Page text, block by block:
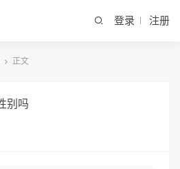
登录 注册
正文
别吗